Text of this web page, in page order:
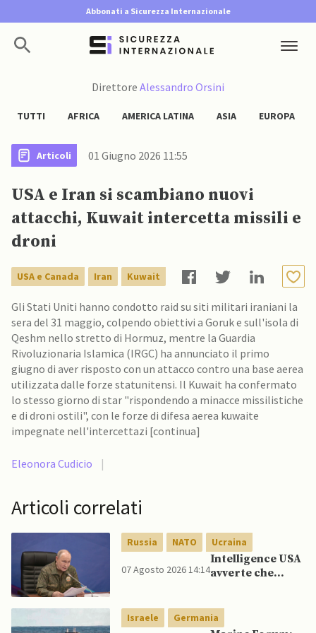
Abbonati a Sicurezza Internazionale
Direttore Alessandro Orsini
TUTTI AFRICA AMERICA LATINA ASIA EUROPA
Articoli 01 Giugno 2026 11:55
USA e Iran si scambiano nuovi
attacchi, Kuwait intercetta missili e
droni
USA e Canada Iran Kuwait
Gli Stati Uniti hanno condotto raid su siti militari iraniani la
sera del 31 maggio, colpendo obiettivi a Goruk e sull'isola di
Qeshm nello stretto di Hormuz, mentre la Guardia
Rivoluzionaria Islamica (IRGC) ha annunciato il primo
giugno di aver risposto con un attacco contro una base aerea
utilizzata dalle forze statunitensi. Il Kuwait ha confermato
lo stesso giorno di star "rispondendo a minacce missilistiche
e di droni ostili", con le forze di difesa aerea kuwaite
impegnate nell'intercettazi [continua]
Eleonora Cudicio |
Articoli correlati
Russia NATO Ucraina
07 Agosto 2026 14:14
Intelligence USA
avverte che
mentre è ancora
impegnato in
Israele Germania